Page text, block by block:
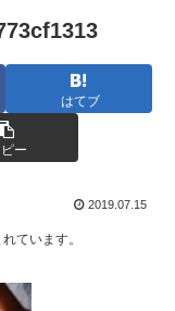
はてブ
ー
2019.07.15
ています。